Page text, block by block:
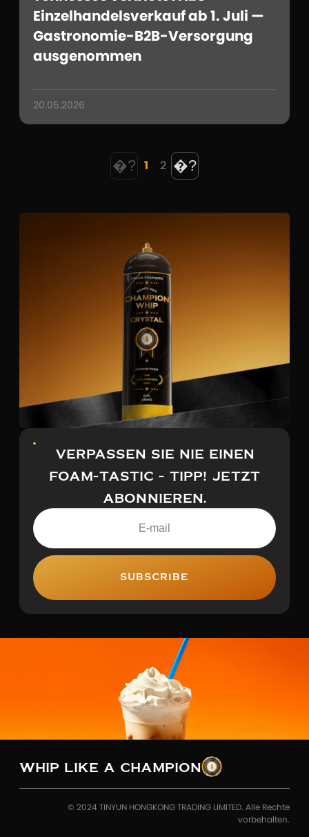
Einzelhandelsverkauf ab 1. Juli —
Gastronomie-B2B-Versorgung
ausgenommen
20.05.2026
�? 1 2 �?
VERPASSEN SIE NIE EINEN
FOAM-TASTIC - TIPP! JETZT
ABONNIEREN.
SUBSCRIBE
WHIP LIKE A CHAMPION
© 2024 TINYUN HONGKONG TRADING LIMITED. Alle Rechte
vorbehalten.